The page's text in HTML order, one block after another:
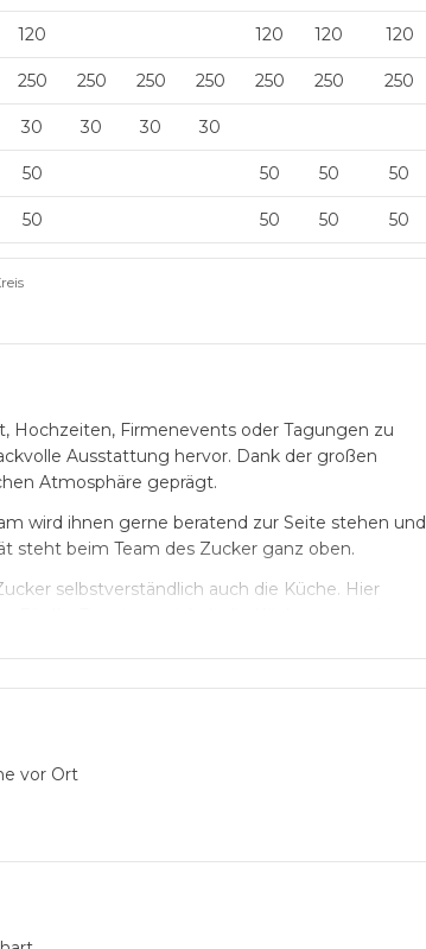
120 120 120 120
250 250 250 250 250 250 250
30 30 30 30
50 50 50 50
50 50 50 50
Hochzeiten, Firmenevents oder Tagungen zu
Ausstattung hervor. Dank der großen
Atmosphäre geprägt.
wird ihnen gerne beratend zur Seite stehen und
steht beim Team des Zucker ganz oben.
selbstverständlich auch die Küche. Hier
vor Ort